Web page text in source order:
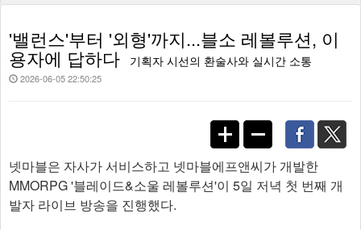
'밸런스'부터 '외형'까지...블소 레볼루션, 이
용자에 답하다 기획자 시선의 환술사와 실시간 소통
2026-06-05 22:50:25
넷마블은 자사가 서비스하고 넷마블에프앤씨가 개발한
MMORPG '블레이드&소울 레볼루션'이 5일 저녁 첫 번째 개
발자 라이브 방송을 진행했다.